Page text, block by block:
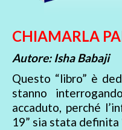
CHIAMARLA
Autore: Isha Babaji
Questo “libro” è
stanno
accaduto, perché
19” sia stata definita